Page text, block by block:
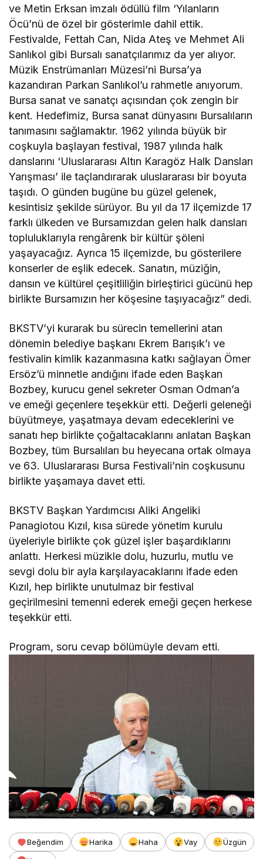
ve Metin Erksan imzalı ödüllü film ‘Yılanların
Öcü’nü de özel bir gösterimle dahil ettik.
Festivalde, Fettah Can, Nida Ateş ve Mehmet Ali
Sanlıkol gibi Bursalı sanatçılarımız da yer alıyor.
Müzik Enstrümanları Müzesi’ni Bursa’ya
kazandıran Parkan Sanlıkol’u rahmetle anıyorum.
Bursa sanat ve sanatçı açısından çok zengin bir
kent. Hedefimiz, Bursa sanat dünyasını Bursalıların
tanımasını sağlamaktır. 1962 yılında büyük bir
coşkuyla başlayan festival, 1987 yılında halk
danslarını ‘Uluslararası Altın Karagöz Halk Dansları
Yarışması’ ile taçlandırarak uluslararası bir boyuta
taşıdı. O günden bugüne bu güzel gelenek,
kesintisiz şekilde sürüyor. Bu yıl da 17 ilçemizde 17
farklı ülkeden ve Bursamızdan gelen halk dansları
topluluklarıyla rengârenk bir kültür şöleni
yaşayacağız. Ayrıca 15 ilçemizde, bu gösterilere
konserler de eşlik edecek. Sanatın, müziğin,
dansın ve kültürel çeşitliliğin birleştirici gücünü hep
birlikte Bursamızın her köşesine taşıyacağız” dedi.
BKSTV’yi kurarak bu sürecin temellerini atan
dönemin belediye başkanı Ekrem Barışık’ı ve
festivalin kimlik kazanmasına katkı sağlayan Ömer
Ersöz’ü minnetle andığını ifade eden Başkan
Bozbey, kurucu genel sekreter Osman Odman’a
ve emeği geçenlere teşekkür etti. Değerli geleneği
büyütmeye, yaşatmaya devam edeceklerini ve
sanatı hep birlikte çoğaltacaklarını anlatan Başkan
Bozbey, tüm Bursalıları bu heyecana ortak olmaya
ve 63. Uluslararası Bursa Festivali’nin coşkusunu
birlikte yaşamaya davet etti.
BKSTV Başkan Yardımcısı Aliki Angeliki
Panagiotou Kızıl, kısa sürede yönetim kurulu
üyeleriyle birlikte çok güzel işler başardıklarını
anlattı. Herkesi müzikle dolu, huzurlu, mutlu ve
sevgi dolu bir ayla karşılayacaklarını ifade eden
Kızıl, hep birlikte unutulmaz bir festival
geçirilmesini temenni ederek emeği geçen herkese
teşekkür etti.
Program, soru cevap bölümüyle devam etti.
Beğendim Harika Haha Vay
Üzgün